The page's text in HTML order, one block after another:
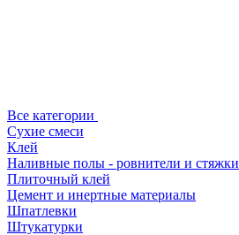
Все категории
Сухие смеси
Клей
Наливные полы - ровнители и стяжки
Плиточный клей
Цемент и инертные материалы
Шпатлевки
Штукатурки